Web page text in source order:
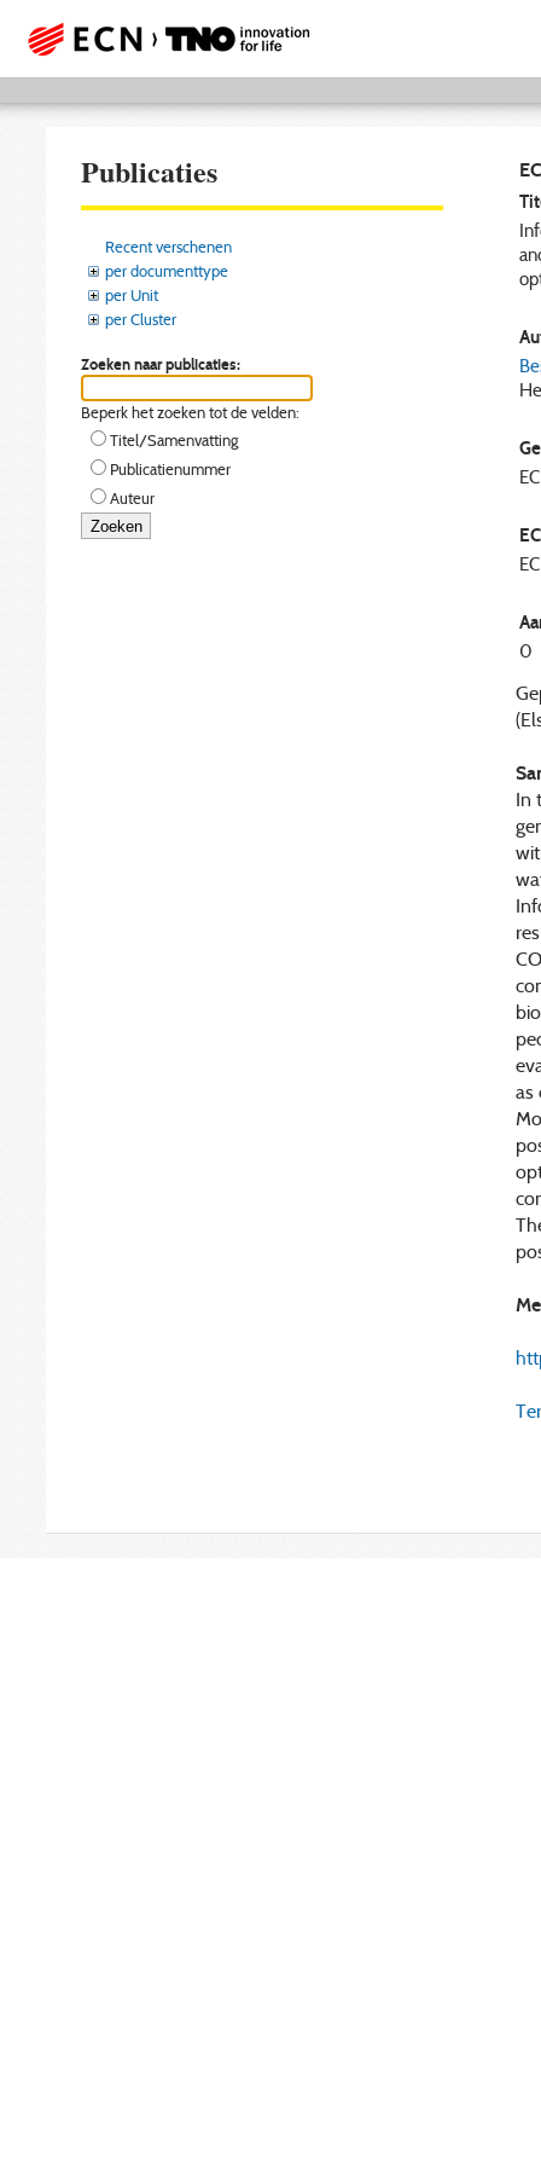
Publicaties
Recent verschenen
per documenttype
per Unit
per Cluster
Zoeken naar publicaties:
Beperk het zoeken tot de velden:
Titel/Samenvatting
Publicatienummer
Auteur
0
In
as